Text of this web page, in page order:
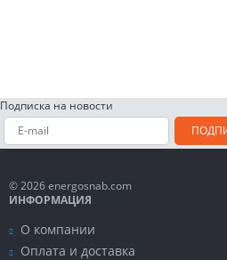
Подписка на новости
© 2026 energosnab.com
ИНФОРМАЦИЯ
О компании
Оплата и доставка